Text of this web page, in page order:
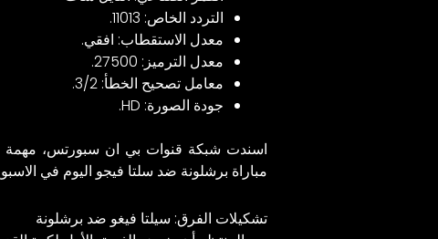
التردد الخاص: 11013.
معدل الاستقطاب: افقي.
معدل الترميز: 27500.
معامل تصحيح الخطأ: 3/2.
جودة الصورة: HD.
اسندت شبكة قنوات بي ان سبورتس، مهمة
مباراة برشلونة ضد سلتا فيجو اليوم في
تشكيلات الفرق: سيلتا فيغو ضد برشلونة